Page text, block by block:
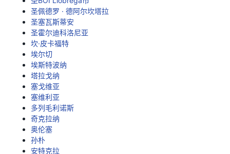
圣佩德罗 · 德阿尔坎塔拉
圣塞瓦斯蒂安
圣霍尔迪科洛尼亚
坎·皮卡福特
埃尔切
埃斯特波纳
塔拉戈纳
塞戈维亚
塞维利亚
多列毛利诺斯
奇克拉纳
奥伦塞
孙朴
安特克拉